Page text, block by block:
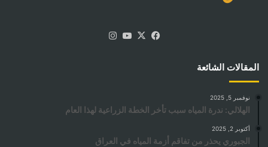
فيسبوك
‫X
‫YouTube
المقالات الشائعة
نوفمبر 5, 2025
الهلالي: ندرة المياه سبب تأخر الخطة الزراعية لهذا العام
أكتوبر 2, 2025
الجبوري يحذر من تفاقم أزمة المياه في العراق